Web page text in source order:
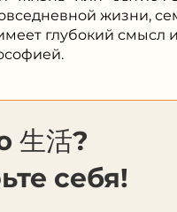
жизни,
глубокий смысл
生活?
себя!